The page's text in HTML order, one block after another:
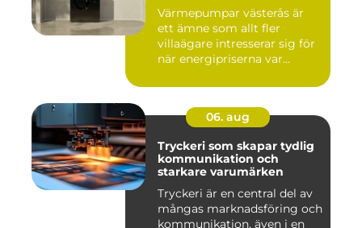
Värmepumpar västerås är
ett ämne som allt fler
villaägare intresserar sig för
när energipriserna var...
06. aug
Tryckeri som skapar tydlig
kommunikation och
starkare varumärken
Tryckeri är en central del av
mångas marknadsföring och
kommunikation, även i en